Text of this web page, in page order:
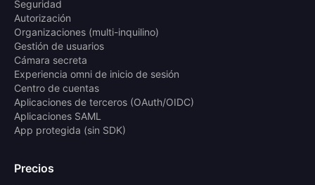
Seguridad
Autorización
Organizaciones (multi-inquilino)
Gestión de usuarios
Cámara secreta
Experiencia omni de inicio de sesión
Centro de cuentas
Aplicaciones de terceros (OAuth/OIDC)
Aplicaciones SAML
App protegida (sin SDK)
Precios